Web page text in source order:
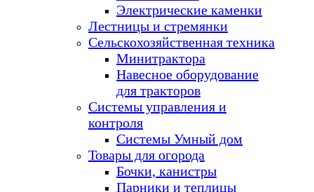
Электрические каменки
Лестницы и стремянки
Сельскохозяйственная техника
Минитрактора
Навесное оборудование
для тракторов
Системы управления и
контроля
Системы Умный дом
Товары для огорода
Бочки, канистры
Парники и теплицы